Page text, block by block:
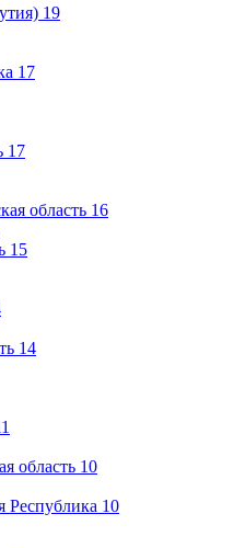
19
17
17
область 16
15
14
область 10
Республика 10